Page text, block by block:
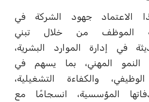
الاعتماد جهود الشركة في
الموظف من خلال تبني
في إدارة الموارد البشرية،
النمو المهني، بما يسهم في
والكفاءة التشغيلية،
المؤسسية، انسجامًا مع